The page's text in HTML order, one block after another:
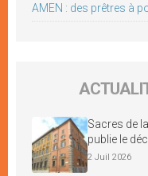
AMEN : des prêtres à
Sacres de
publie le
2 Juil 2026